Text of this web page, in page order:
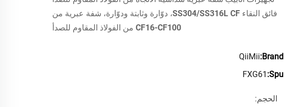
فائق النقاء SS304/SS316L CF، دوّارة وثابتة ودوّارة، شفة عبرية من
CF16-CF100 من الفولاذ المقاوم للصدأ
Brand:
QiiMii
Spu:
FXG61
الحجم: